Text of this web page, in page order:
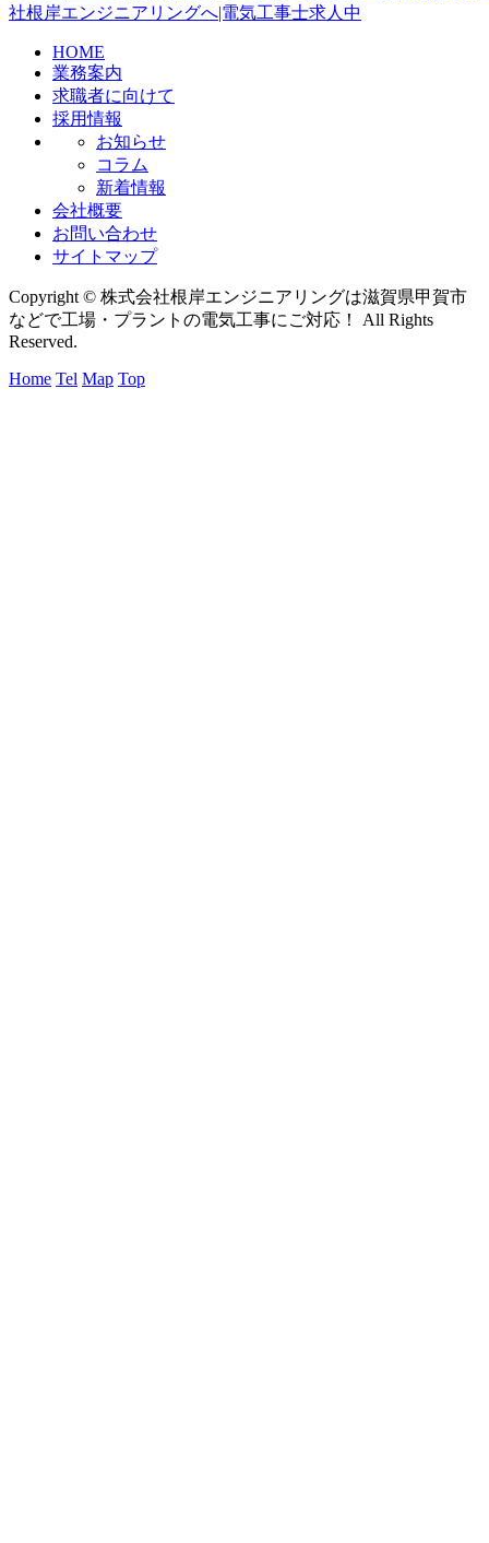
社根岸エンジニアリングへ|電気工事士求人中
HOME
業務案内
求職者に向けて
採用情報
お知らせ
コラム
新着情報
会社概要
お問い合わせ
サイトマップ
Copyright © 株式会社根岸エンジニアリングは滋賀県甲賀市
などで工場・プラントの電気工事にご対応！ All Rights
Reserved.
Home Tel Map Top